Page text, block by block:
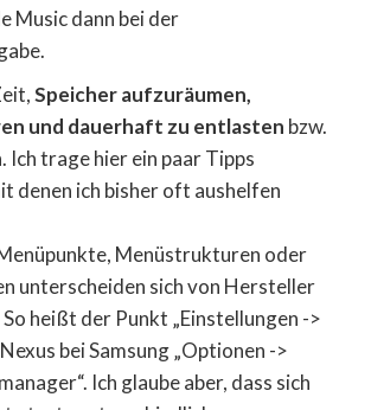
Music dann bei der
Speicher aufzuräumen,
und dauerhaft zu entlasten bzw.
Ich trage hier ein paar Tipps
denen ich bisher oft aushelfen
Menüstrukturen oder
unterscheiden sich von Hersteller
heißt der Punkt „Einstellungen ->
bei Samsung „Optionen ->
Ich glaube aber, dass sich